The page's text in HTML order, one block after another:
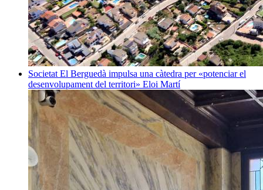
Societat El Berguedà impulsa una càtedra per «potenciar el
desenvolupament del territori» Eloi Martí